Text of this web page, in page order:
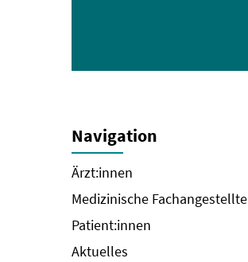
Navigation
Ärzt:innen
Medizinische Fachangestellte
Patient:innen
Aktuelles